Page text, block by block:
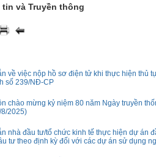
và Truyền thông
về việc nộp hồ sơ điện tử khi thực hiện thủ
số 239/NĐ-CP
chào mừng kỷ niệm 80 năm Ngày truyền
8/2025)
nhà đầu tư/tổ chức kinh tế thực hiện dự án
tư theo định kỳ đối với các dự án sử dụng